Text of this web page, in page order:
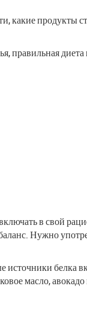
какие продукты
правильная
в свой
Нужно
белка
масло, авокадо